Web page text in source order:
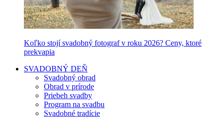
Koľko stojí svadobný fotograf v roku 2026? Ceny, ktoré
prekvapia
SVADOBNÝ DEŇ
Svadobný obrad
Obrad v prírode
Priebeh svadby
Program na svadbu
Svadobné tradície